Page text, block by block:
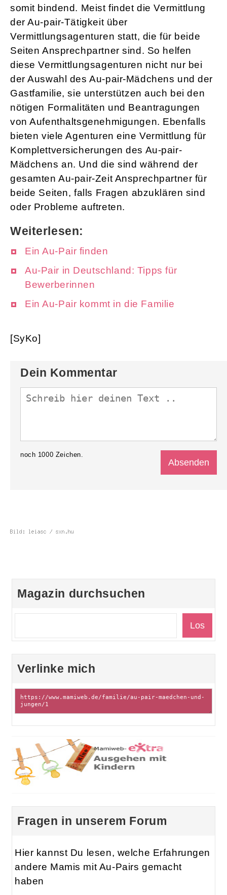
somit bindend. Meist findet die Vermittlung
der Au-pair-Tätigkeit über
Vermittlungsagenturen statt, die für beide
Seiten Ansprechpartner sind. So helfen
diese Vermittlungsagenturen nicht nur bei
der Auswahl des Au-pair-Mädchens und der
Gastfamilie, sie unterstützen auch bei den
nötigen Formalitäten und Beantragungen
von Aufenthaltsgenehmigungen. Ebenfalls
bieten viele Agenturen eine Vermittlung für
Komplettversicherungen des Au-pair-
Mädchens an. Und die sind während der
gesamten Au-pair-Zeit Ansprechpartner für
beide Seiten, falls Fragen abzuklären sind
oder Probleme auftreten.
Weiterlesen:
Ein Au-Pair finden
Au-Pair in Deutschland: Tipps für
Bewerberinnen
Ein Au-Pair kommt in die Familie
[SyKo]
Dein Kommentar
noch 1000 Zeichen.
Magazin durchsuchen
Verlinke mich
Fragen in unserem Forum
Hier kannst Du lesen, welche Erfahrungen
andere Mamis mit Au-Pairs gemacht
haben